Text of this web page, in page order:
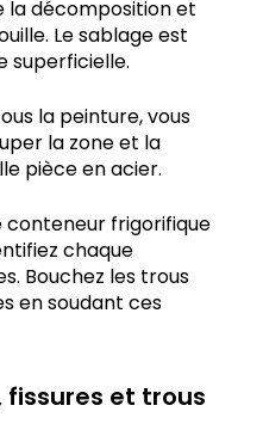
la décomposition et
Le sablage est
superficielle.
la peinture, vous
la zone et la
pièce en acier.
frigorifique
chaque
Bouchez les trous
en soudant ces
fissures et trous